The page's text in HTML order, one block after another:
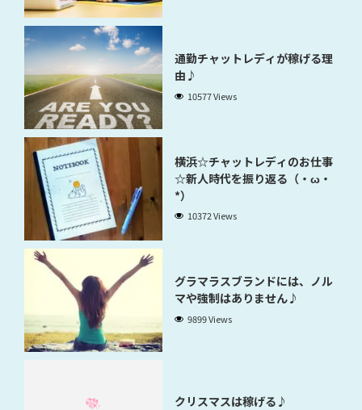
通勤チャットレディが稼げる理
由♪
10577 Views
横浜☆チャットレディのお仕事
☆新人時代を振り返る（・ω・
*）
10372 Views
グラマラスブランドには、ノル
マや強制はありません♪
9899 Views
クリスマスは稼げる♪